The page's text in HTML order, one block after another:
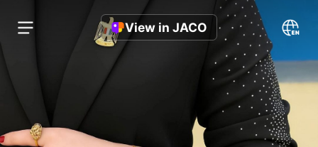
View in JACO